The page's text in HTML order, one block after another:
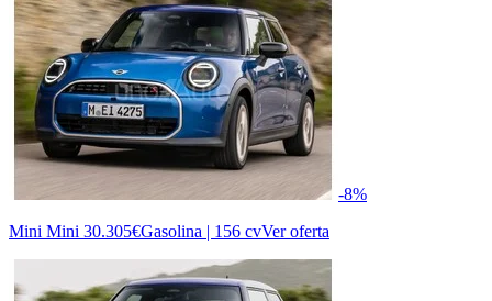
-8%
Mini Mini 30.305€Gasolina | 156 cvVer oferta